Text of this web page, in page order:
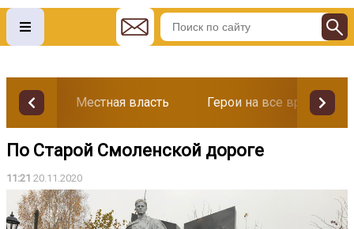
Местная власть Герои на все времена
По Старой Смоленской дороге
11:21 20.11.2020